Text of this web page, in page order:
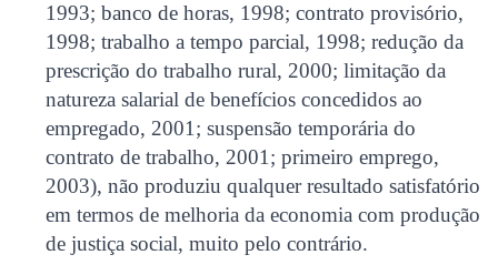
1993; banco de horas, 1998; contrato provisório,
1998; trabalho a tempo parcial, 1998; redução da
prescrição do trabalho rural, 2000; limitação da
natureza salarial de benefícios concedidos ao
empregado, 2001; suspensão temporária do
contrato de trabalho, 2001; primeiro emprego,
2003), não produziu qualquer resultado satisfatório
em termos de melhoria da economia com produção
de justiça social, muito pelo contrário.